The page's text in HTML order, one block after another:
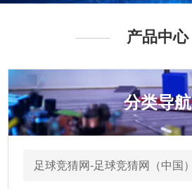
产品中心
分类导航
足球竞猜网-足球竞猜网（中国）